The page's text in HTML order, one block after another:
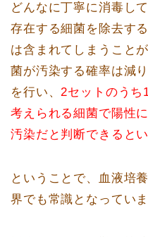
どんなに丁寧に消毒し
存在する細菌を除去す
は含まれてしまうこと
菌が汚染する確率は減
を行い、2セットのうち
考えられる細菌で陽性
汚染だと判断できると
ということで、血液培
界でも常識となっていま